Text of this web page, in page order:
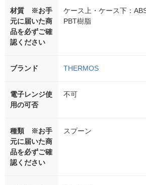
材質 ※お手
元に届いた商
品を必ずご確
認ください
ケース上・ケース下：
PBT樹脂
ブランド THERMOS
電子レンジ使
用の可否
不可
種類 ※お手
元に届いた商
品を必ずご確
認ください
スプーン